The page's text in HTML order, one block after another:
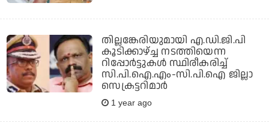
തില്ലങ്കേരിയുമായി എ.ഡി.ജി.പി
കൂടിക്കാഴ്ച്ച നടത്തിയെന്ന
റിപ്പോർട്ടുകൾ സ്ഥിരീകരിച്ച്
സി.പി.ഐ.എം-സി.പി.ഐ ജില്ലാ
സെക്രട്ടറിമാർ
1 year ago